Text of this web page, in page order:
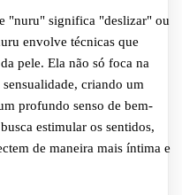
"nuru" significa "deslizar" ou
envolve técnicas que
pele. Ela não só foca na
criando um
profundo senso de bem-
estimular os sentidos,
de maneira mais íntima e